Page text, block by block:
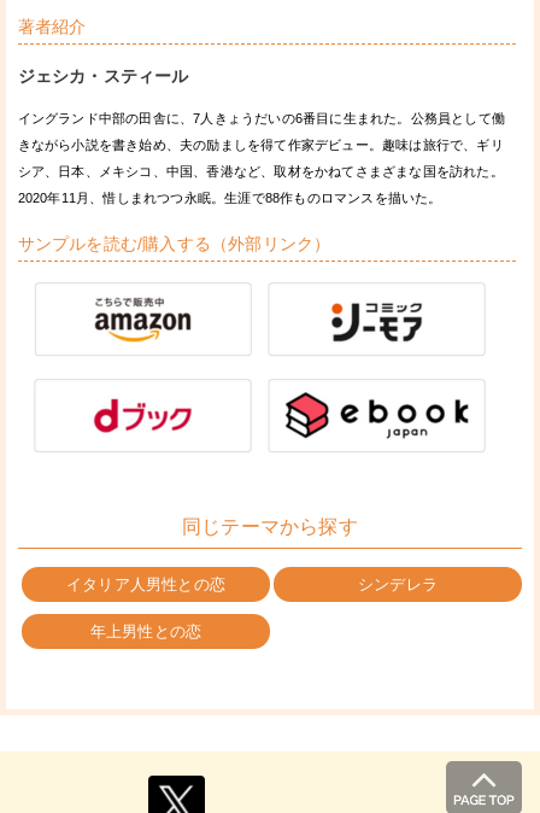
著者紹介
ジェシカ・スティール
イングランド中部の田舎に、7人きょうだいの6番目に生まれた。公務員として働
きながら小説を書き始め、夫の励ましを得て作家デビュー。趣味は旅行で、ギリ
シア、日本、メキシコ、中国、香港など、取材をかねてさまざまな国を訪れた。
2020年11月、惜しまれつつ永眠。生涯で88作ものロマンスを描いた。
サンプルを読む/購入する（外部リンク）
同じテーマから探す
イタリア人男性との恋 シンデレラ
年上男性との恋